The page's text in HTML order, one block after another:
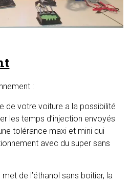
:
de votre voiture a la possibilité
les temps d’injection envoyés
tolérance maxi et mini qui
avec du super sans
de l’éthanol sans boitier, la